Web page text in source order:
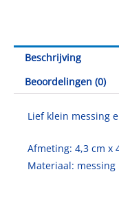
Beschrijving
Beoordelingen (0)
Lief klein messing
Afmeting: 4,3 cm x
Materiaal: messing